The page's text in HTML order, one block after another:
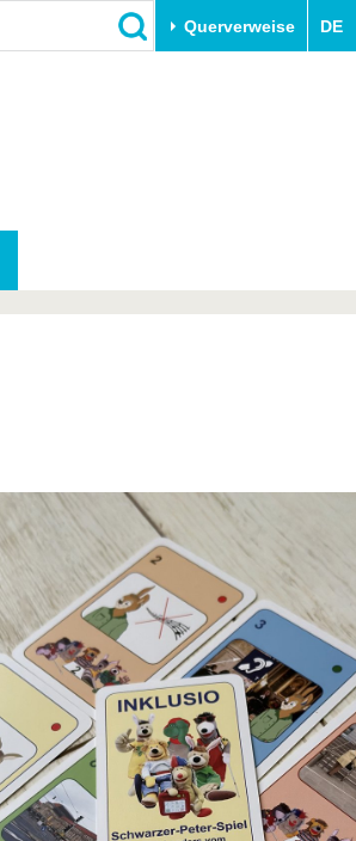
Querverweise DE
Innovative Transferprojekte
BTU & Region